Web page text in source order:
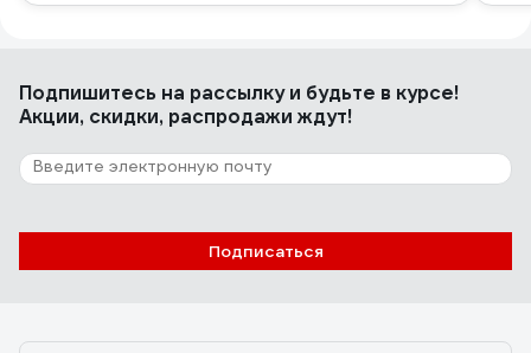
Подпишитесь на рассылкуи будьте в курсе!
Акции, скидки, распродажи ждут!
Подписаться